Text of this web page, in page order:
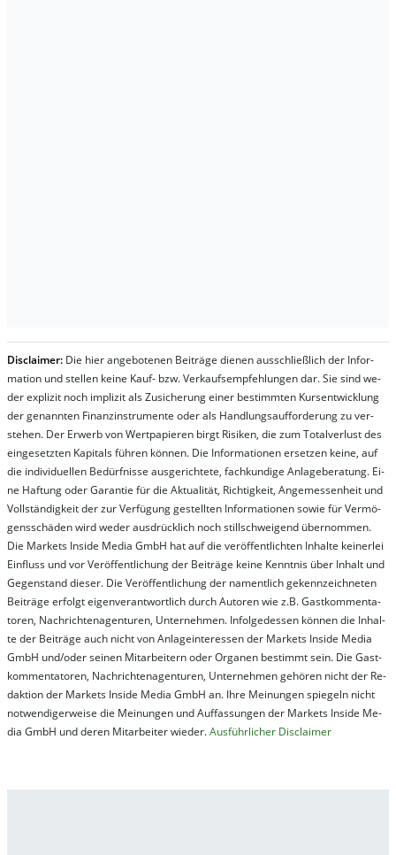
Dis­clai­mer: Die hier an­ge­bo­te­nen Bei­trä­ge die­nen aus­schließ­lich der In­for­
ma­t­ion und stel­len kei­ne Kauf- bzw. Ver­kaufs­em­pfeh­lung­en dar. Sie sind we­
der ex­pli­zit noch im­pli­zit als Zu­sich­er­ung ei­ner be­stim­mt­en Kurs­ent­wick­lung
der ge­nan­nt­en Fi­nanz­in­stru­men­te oder als Handl­ungs­auf­for­der­ung zu ver­
steh­en. Der Er­werb von Wert­pa­pier­en birgt Ri­si­ken, die zum To­tal­ver­lust des
ein­ge­setz­ten Ka­pi­tals füh­ren kön­nen. Die In­for­ma­tion­en er­setz­en kei­ne, auf
die in­di­vi­du­el­len Be­dür­fnis­se aus­ge­rich­te­te, fach­kun­di­ge An­la­ge­be­ra­tung. Ei­
ne Haf­tung oder Ga­ran­tie für die Ak­tu­ali­tät, Rich­tig­keit, An­ge­mes­sen­heit und
Vol­lständ­ig­keit der zur Ver­fü­gung ge­stel­lt­en In­for­ma­tion­en so­wie für Ver­mö­
gens­schä­den wird we­der aus­drück­lich noch stil­lschwei­gend über­nom­men.
Die Mar­kets In­side Me­dia GmbH hat auf die ver­öf­fent­lich­ten In­hal­te kei­ner­lei
Ein­fluss und vor Ver­öf­fent­lich­ung der Bei­trä­ge kei­ne Ken­nt­nis über In­halt und
Ge­gen­stand die­ser. Die Ver­öf­fent­lich­ung der na­ment­lich ge­kenn­zeich­net­en
Bei­trä­ge er­folgt ei­gen­ver­ant­wort­lich durch Au­tor­en wie z.B. Gast­kom­men­ta­
tor­en, Nach­richt­en­ag­en­tur­en, Un­ter­neh­men. In­fol­ge­des­sen kön­nen die In­hal­
te der Bei­trä­ge auch nicht von An­la­ge­in­te­res­sen der Mar­kets In­side Me­dia
GmbH und/oder sei­nen Mit­ar­bei­tern oder Or­ga­nen be­stim­mt sein. Die Gast­
kom­men­ta­tor­en, Nach­rich­ten­ag­en­tur­en, Un­ter­neh­men ge­hör­en nicht der Re­
dak­tion der Mar­kets In­side Me­dia GmbH an. Ihre Mei­nung­en spie­geln nicht
not­wen­di­ger­wei­se die Mei­nung­en und Auf­fas­sung­en der Mar­kets In­side Me­
dia GmbH und de­ren Mit­ar­bei­ter wie­der.Aus­führ­lich­er Dis­clai­mer